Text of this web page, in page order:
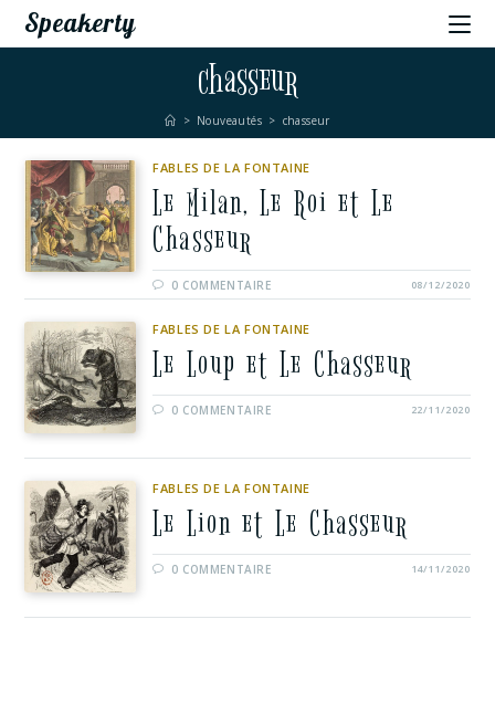
Speakerty
chasseur
> Nouveautés > chasseur
FABLES DE LA FONTAINE
Le Milan, Le Roi et Le
Chasseur
0 COMMENTAIRE 08/12/2020
FABLES DE LA FONTAINE
Le Loup et Le Chasseur
0 COMMENTAIRE 22/11/2020
FABLES DE LA FONTAINE
Le Lion et Le Chasseur
0 COMMENTAIRE 14/11/2020